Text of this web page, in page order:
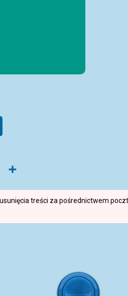
treści za pośrednictwem